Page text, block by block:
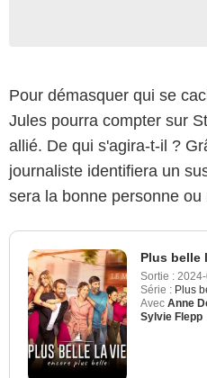
Pour démasquer qui se
Jules pourra compter sur
allié. De qui s'agira-t-il ?
journaliste identifiera un
sera la bonne personne ou
Plus belle
Sortie :
Série : Plus
Avec Anne
Sylvie Flepp